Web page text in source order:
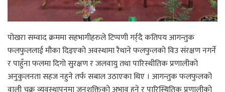
पोखरा सम्वाद क्रममा सहभागीहरुले टिप्पणी गर्र्दै कतिपय आगन्तुक
फलफुललाई मौका दिइएको अवस्थामा रैथाने फलफुलको विउ संरक्षण नगर्ने
र पाहुँना फलमा दिगो सुरक्षण र जलवायु तथा पारिस्थीतिक प्रणालीको
अनुकुलनता सहज नहुने तर्फ सबाल उठाएका थिए । आगन्तुक फलफुलको